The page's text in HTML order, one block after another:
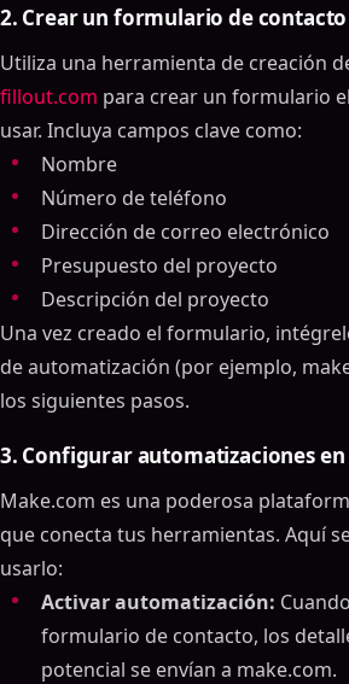
2. Crear un formulario de contacto
Utiliza una herramienta de creación
fillout.com para crear un formulario
usar. Incluya campos clave como:
Nombre
Número de teléfono
Dirección de correo electrónico
Presupuesto del proyecto
Descripción del proyecto
Una vez creado el formulario,
de automatización (por ejemplo,
los siguientes pasos.
3. Configurar automatizaciones en
Make.com es una poderosa
que conecta tus herramientas. Aquí
usarlo:
Activar automatización:
formulario de contacto, los
potencial se envían a make.com.